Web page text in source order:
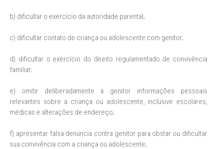
b) dificultar o exercício da autoridade parental;
c) dificultar contato de criança ou adolescente com genitor;
d) dificultar o exercício do direito regulamentado de convivência
familiar;
e) omitir deliberadamente a genitor informações pessoais
relevantes sobre a criança ou adolescente, inclusive escolares,
médicas e alterações de endereço;
f) apresentar falsa denúncia contra genitor para obstar ou dificultar
sua convivência com a criança ou adolescente;